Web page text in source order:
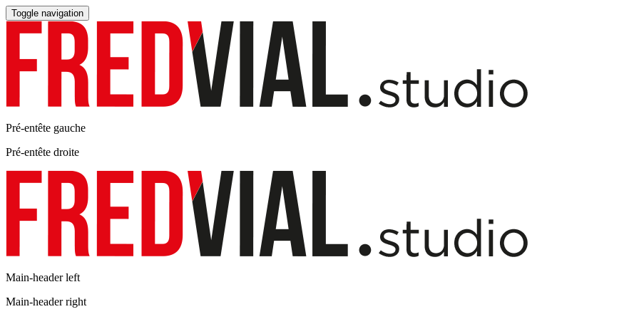
Toggle navigation
Pré-entête gauche
Pré-entête droite
Main-header left
Main-header right